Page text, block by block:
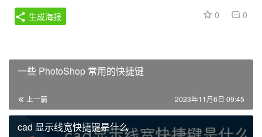
0 0
生成海报
一些 PhotoShop 常用的快捷键
上一篇 2023年11月6日 09:45
cad 显示线宽快捷键是什么